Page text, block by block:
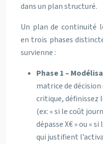
dans un plan structuré.
Un plan de continuité
en trois phases
survienne :
Phase 1 –
matrice de
critique, définissez
(ex: « si le coût
dépasse X€ » ou «
qui justifient